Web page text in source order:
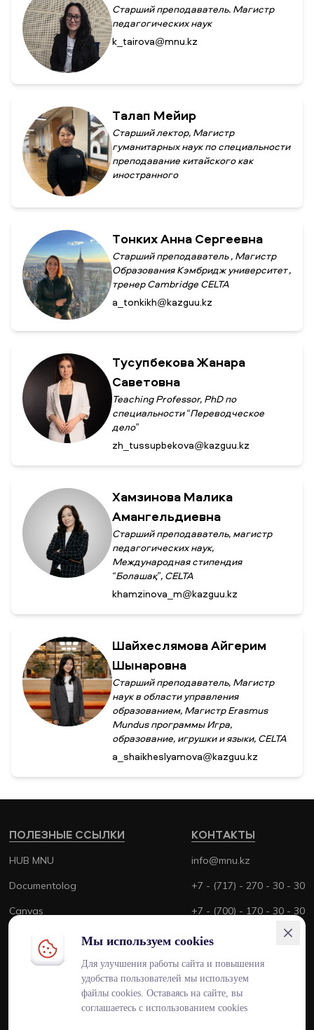
Старший преподаватель. Магистр
педагогических наук
k_tairova@mnu.kz
Талап Мейир
Старший лектор, Магистр
гуманитарных наук по специальности
преподавание китайского как
иностранного
Тонких Анна Сергеевна
Старший преподаватель , Магистр
Образования Кэмбридж университет ,
тренер Cambridge CELTA
a_tonkikh@kazguu.kz
Тусупбекова Жанара
Саветовна
Teaching Professor, PhD по
специальности “Переводческое
дело”
zh_tussupbekova@kazguu.kz
Хамзинова Малика
Амангельдиевна
Старший преподаватель, магистр
педагогических наук,
Международная стипендия
“Болашақ”, CELTA
khamzinova_m@kazguu.kz
Шайхеслямова Айгерим
Шынаровна
Старший преподаватель, Магистр
наук в области управления
образованием, Магистр Erasmus
Mundus программы Игра,
образование, игрушки и языки, CELTA
a_shaikheslyamova@kazguu.kz
КОНТАКТЫ
info@mnu.kz
+7 - (717) - 270 - 30 - 30
+7 - (700) - 170 - 30 - 30
ПОЛЕЗНЫЕ ССЫЛКИ
HUB MNU
Documentolog
Canvas
Platonus
Outlook
Мы используем cookies
Для улучшения работы сайта и повышения
удобства пользователей мы используем
файлы cookies. Оставаясь на сайте, вы
соглашаетесь с использованием cookies